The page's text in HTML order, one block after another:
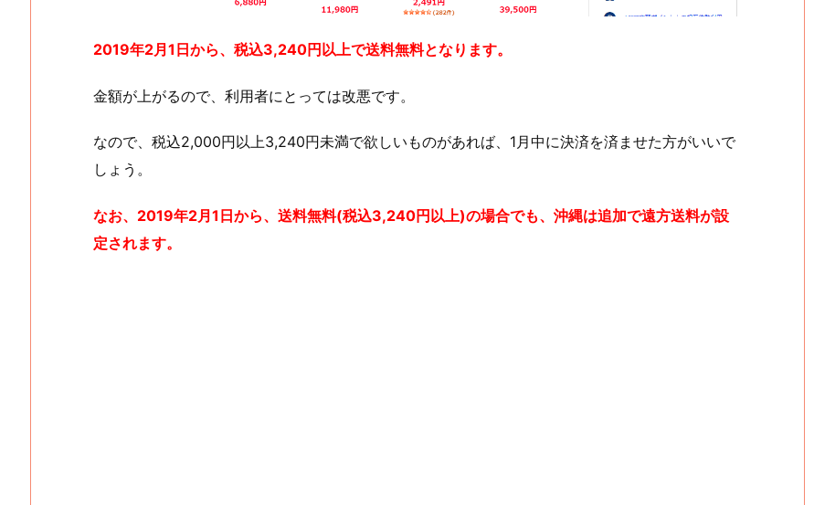
2019年2月1日から、税込3,240円以上で送料無料となります。
金額が上がるので、利用者にとっては改悪です。
なので、税込2,000円以上3,240円未満で欲しいものがあれば、1月中に決済を済ませた方がいいで
しょう。
なお、2019年2月1日から、送料無料(税込3,240円以上)の場合でも、沖縄は追加で遠方送料が設
定されます。